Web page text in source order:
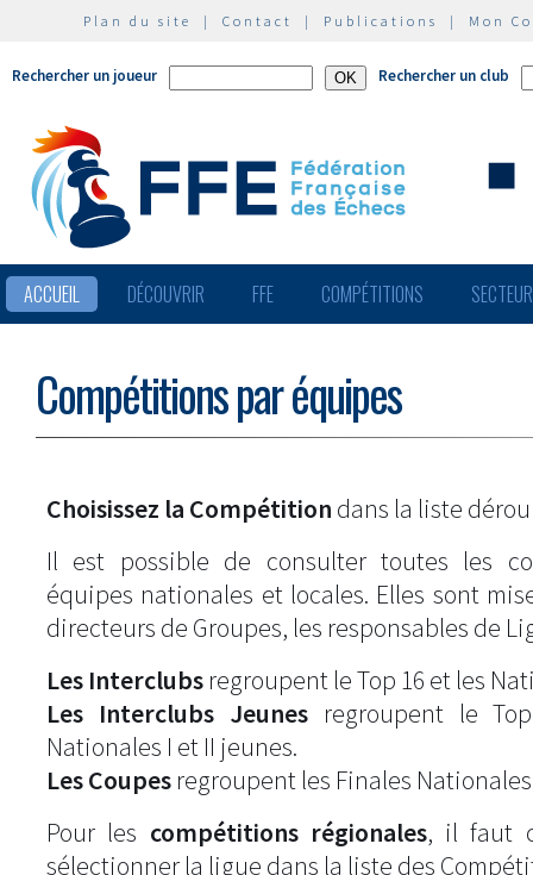
Plan du site | Contact | Publications | Mon
Rechercher un joueur Rechercher un club
ACCUEIL DÉCOUVRIR FFE COMPÉTITIONS
Compétitions par équipes
Choisissez la Compétition dans la liste
Il est possible de consulter toutes les
équipes nationales et locales. Elles sont
directeurs de Groupes, les responsables de
Les Interclubs regroupent le Top 16 et les
Les Interclubs Jeunesregroupent le
Nationales I et II jeunes.
Les Coupes regroupent les Finales
Pour les compétitions régionales, il faut
sélectionner la ligue dans la liste des